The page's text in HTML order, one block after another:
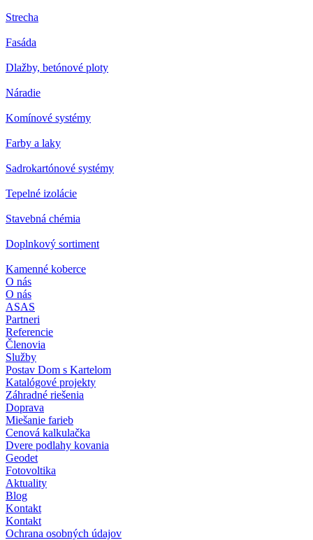
Strecha
Fasáda
Dlažby, betónové ploty
Náradie
Komínové systémy
Farby a laky
Sadrokartónové systémy
Tepelné izolácie
Stavebná chémia
Doplnkový sortiment
Kamenné koberce
O nás
O nás
ASAS
Partneri
Referencie
Členovia
Služby
Postav Dom s Kartelom
Katalógové projekty
Záhradné riešenia
Doprava
Miešanie farieb
Cenová kalkulačka
Dvere podlahy kovania
Geodet
Fotovoltika
Aktuality
Blog
Kontakt
Kontakt
Ochrana osobných údajov